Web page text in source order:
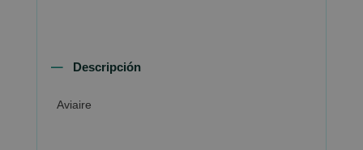
Descripción
Aviaire